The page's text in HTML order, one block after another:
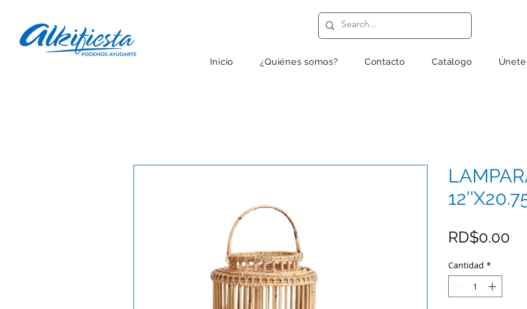
Inicio ¿Quiénes somos? Contacto Catálogo
RD$0.00
Cantidad *